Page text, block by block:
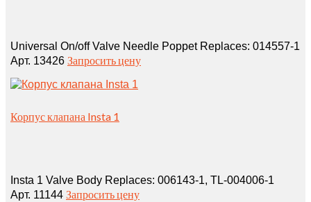
Universal On/off Valve Needle Poppet Replaces: 014557‑1
Арт. 13426 Запросить цену
Корпус клапана Insta 1
Insta 1 Valve Body Replaces: 006143‑1, TL‑004006‑1
Арт. 11144 Запросить цену